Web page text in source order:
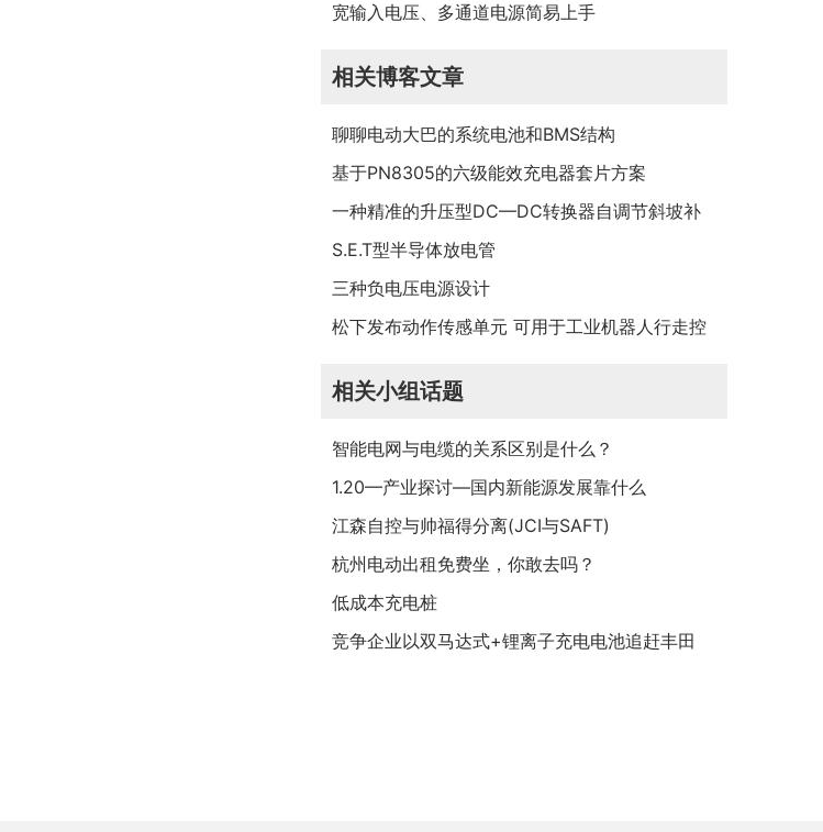
宽输入电压、多通道电源简易上手
相关博客文章
聊聊电动大巴的系统电池和BMS结构
基于PN8305的六级能效充电器套片方案
一种精准的升压型DC—DC转换器自调节斜坡补
偿电路
S.E.T型半导体放电管
三种负电压电源设计
松下发布动作传感单元 可用于工业机器人行走控
相关小组话题
智能电网与电缆的关系区别是什么？
1.20—产业探讨—国内新能源发展靠什么
江森自控与帅福得分离(JCI与SAFT)
杭州电动出租免费坐，你敢去吗？
低成本充电桩
竞争企业以双马达式+锂离子充电电池追赶丰田